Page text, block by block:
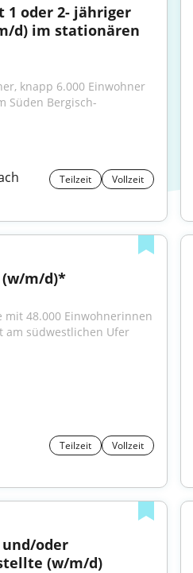
1 oder 2- jähriger
d) im stationären
knapp 6.000 Einwohner
Süden Bergisch-
Teilzeit Vollzeit
m/d)*
mit 48.000 Einwohnerinnen
am südwestlichen Ufer
Teilzeit Vollzeit
oder
(w/m/d)